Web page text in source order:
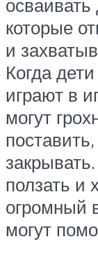
которые
и
Когда
играют в
могут
ползать и
огромный
могут